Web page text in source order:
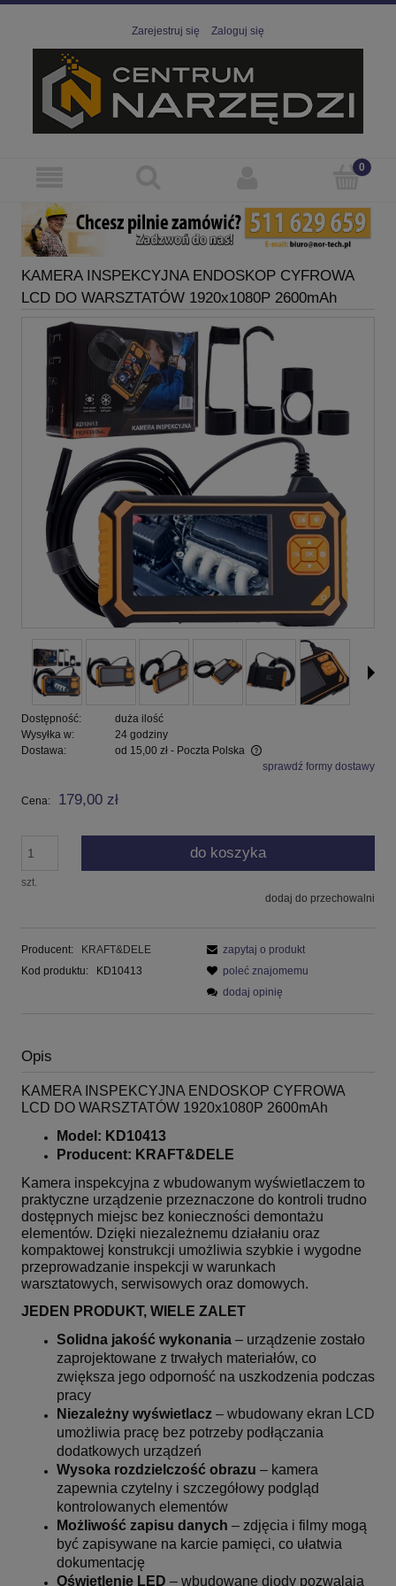
Zarejestruj się Zaloguj się
KAMERA INSPEKCYJNA ENDOSKOP CYFROWA
LCD DO WARSZTATÓW 1920x1080P 2600mAh
Dostępność:
duża ilość
Wysyłka w:
24 godziny
Dostawa:
od 15,00 zł - Poczta Polska
Cena nie zawiera ewentualnych kosztów płatnościsprawdź formy dostawy
Cena: 179,00 zł
szt.
do koszyka
dodaj do przechowalni
Producent:
KRAFT&DELE
Kod produktu:
KD10413
zapytaj o produkt
poleć znajomemu
dodaj opinię
Opis
KAMERA INSPEKCYJNA ENDOSKOP CYFROWA
LCD DO WARSZTATÓW 1920x1080P 2600mAh
Model: KD10413
Producent: KRAFT&DELE
Kamera inspekcyjna z wbudowanym wyświetlaczem to
praktyczne urządzenie przeznaczone do kontroli trudno
dostępnych miejsc bez konieczności demontażu
elementów. Dzięki niezależnemu działaniu oraz
kompaktowej konstrukcji umożliwia szybkie i wygodne
przeprowadzanie inspekcji w warunkach
warsztatowych, serwisowych oraz domowych.
JEDEN PRODUKT, WIELE ZALET
Solidna jakość wykonania – urządzenie zostało
zaprojektowane z trwałych materiałów, co
zwiększa jego odporność na uszkodzenia podczas
pracy
Niezależny wyświetlacz – wbudowany ekran LCD
umożliwia pracę bez potrzeby podłączania
dodatkowych urządzeń
Wysoka rozdzielczość obrazu – kamera
zapewnia czytelny i szczegółowy podgląd
kontrolowanych elementów
Możliwość zapisu danych – zdjęcia i filmy mogą
być zapisywane na karcie pamięci, co ułatwia
dokumentację
Oświetlenie LED – wbudowane diody pozwalają